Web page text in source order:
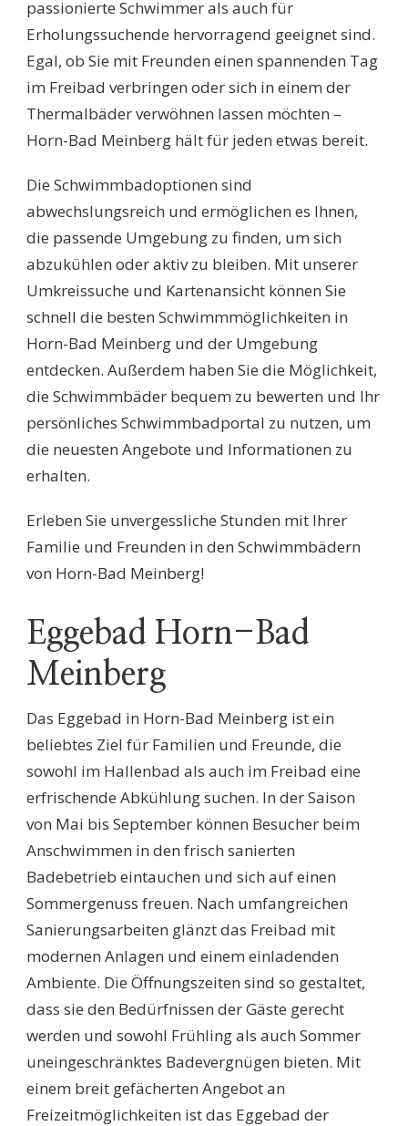
passionierte Schwimmer als auch für
Erholungssuchende hervorragend geeignet sind.
Egal, ob Sie mit Freunden einen spannenden Tag
im Freibad verbringen oder sich in einem der
Thermalbäder verwöhnen lassen möchten –
Horn-Bad Meinberg hält für jeden etwas bereit.
Die Schwimmbadoptionen sind
abwechslungsreich und ermöglichen es Ihnen,
die passende Umgebung zu finden, um sich
abzukühlen oder aktiv zu bleiben. Mit unserer
Umkreissuche und Kartenansicht können Sie
schnell die besten Schwimmmöglichkeiten in
Horn-Bad Meinberg und der Umgebung
entdecken. Außerdem haben Sie die Möglichkeit,
die Schwimmbäder bequem zu bewerten und Ihr
persönliches Schwimmbadportal zu nutzen, um
die neuesten Angebote und Informationen zu
erhalten.
Erleben Sie unvergessliche Stunden mit Ihrer
Familie und Freunden in den Schwimmbädern
von Horn-Bad Meinberg!
Eggebad Horn-Bad
Meinberg
Das Eggebad in Horn-Bad Meinberg ist ein
beliebtes Ziel für Familien und Freunde, die
sowohl im Hallenbad als auch im Freibad eine
erfrischende Abkühlung suchen. In der Saison
von Mai bis September können Besucher beim
Anschwimmen in den frisch sanierten
Badebetrieb eintauchen und sich auf einen
Sommergenuss freuen. Nach umfangreichen
Sanierungsarbeiten glänzt das Freibad mit
modernen Anlagen und einem einladenden
Ambiente. Die Öffnungszeiten sind so gestaltet,
dass sie den Bedürfnissen der Gäste gerecht
werden und sowohl Frühling als auch Sommer
uneingeschränktes Badevergnügen bieten. Mit
einem breit gefächerten Angebot an
Freizeitmöglichkeiten ist das Eggebad der